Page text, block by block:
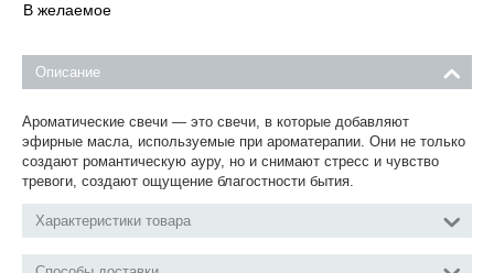
В желаемое
Описание
Ароматические свечи — это свечи, в которые добавляют
эфирные масла, используемые при ароматерапии. Они не только
создают романтическую ауру, но и снимают стресс и чувство
тревоги, создают ощущение благостности бытия.
Характеристики товара